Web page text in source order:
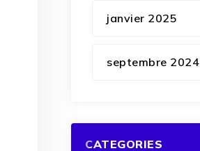
janvier 2025
septembre 2024
CATEGORIES